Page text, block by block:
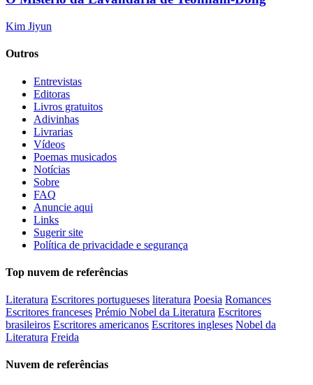
Kim Jiyun
Outros
Entrevistas
Editoras
Livros gratuitos
Adivinhas
Livrarias
Vídeos
Poemas musicados
Notícias
Sobre
FAQ
Anuncie aqui
Links
Sugerir site
Política de privacidade e segurança
Top nuvem de referências
Literatura Escritores portugueses literatura Poesia Romances
Escritores franceses Prémio Nobel da Literatura Escritores
brasileiros Escritores americanos Escritores ingleses Nobel da
Literatura Freida
Nuvem de referências